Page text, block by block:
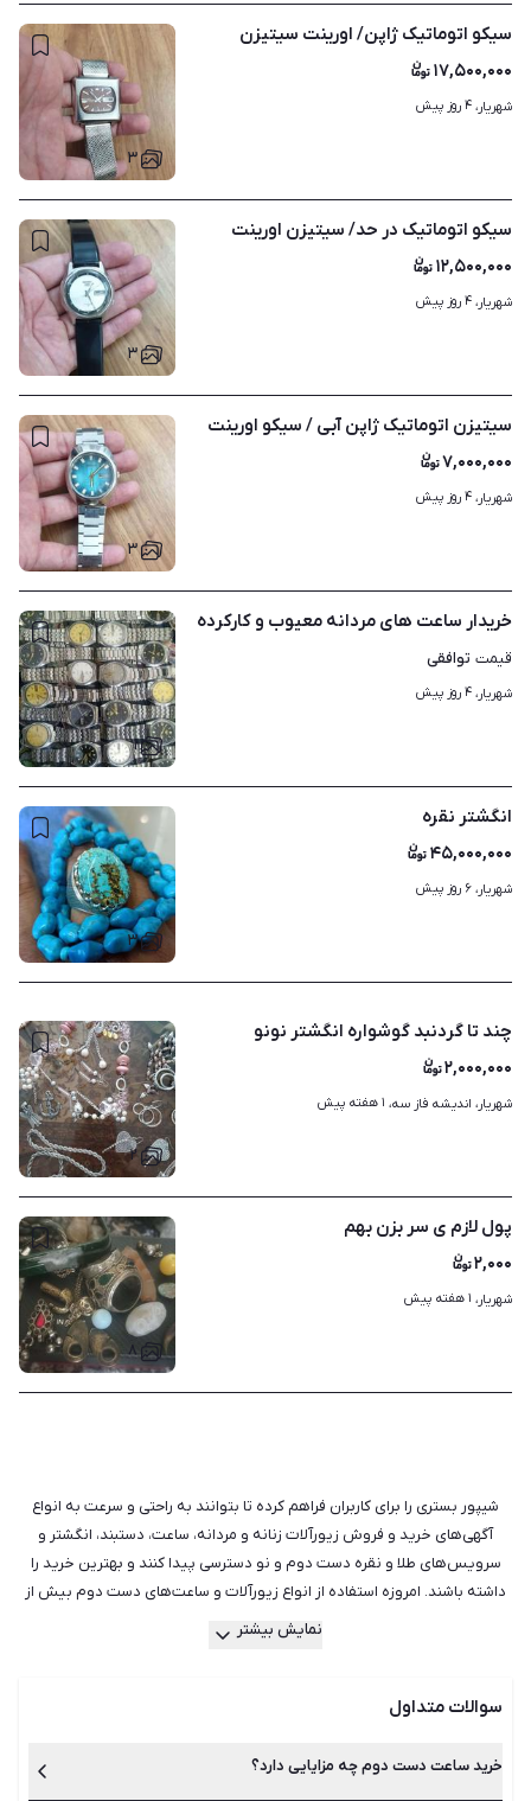
۳
سیکو اتوماتیک ژاپن/ اورینت سیتیزن
۱۷,۵۰۰,۰۰۰
شهریار، ۴ روز پیش
۳
سیکو اتوماتیک در حد/ سیتیزن اورینت
۱۲,۵۰۰,۰۰۰
شهریار، ۴ روز پیش
۳
سیتیزن اتوماتیک ژاپن آبی / سیکو اورینت
۷,۰۰۰,۰۰۰
شهریار، ۴ روز پیش
۱
خریدار ساعت های مردانه معیوب و کارکرده
قیمت توافقی
شهریار، ۴ روز پیش
۳
انگشتر نقره
۴۵,۰۰۰,۰۰۰
شهریار، ۶ روز پیش
۲
چند تا گردنبد گوشواره انگشتر نونو
۲,۰۰۰,۰۰۰
شهریار، اندیشه فاز سه، ۱ هفته پیش
۸
پول لازم ی سر بزن بهم
۲,۰۰۰
شهریار، ۱ هفته پیش
شیپور بستری را برای کاربران فراهم کرده تا بتوانند به راحتی و سرعت به انواع
آگهی‌های خرید و فروش زیورآلات زنانه و مردانه، ساعت، دستبند، انگشتر و
سرویس‌های طلا و نقره دست دوم و نو دسترسی پیدا کنند و بهترین خرید را
داشته باشند. امروزه استفاده از انواع زیورآلات و ساعت‌های دست دوم بیش از
پیش شده است و اولین دلیلی که هر کسی به سراغ آن‌ها می‌رود، قیمت است.
کارکرد کم و ظاهری مناسب را در میان آگهی‌های شیپور پیدا کرده‌اید، بی‌شک
جلوگیری از یکنواختی و دلزدگی، کمک به محیط زیست و دسترسی به کیفیت‌های
نمایش بیشتر
سوالات متداول
خرید ساعت دست دوم چه مزایایی دارد؟